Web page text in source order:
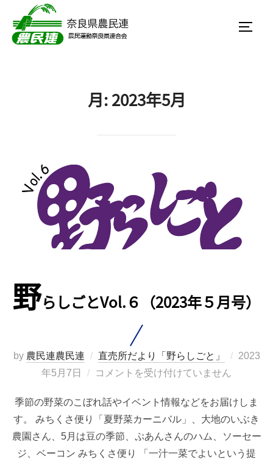
月:2023年5月
野らしごとVol.６（2023年５月号）
by 農民連農民連 直売所だより「野らしごと」
投
2023
年5月7日
コメントを受け付けていません
季節の野菜のこぼれ話やイベント情報などをお届けしま
す。 みちくさ便り「夏野菜カーニバル」、大地のいぶき
農園さん、5月は豆の季節、ぷあんさんのハム、ソーセー
ジ、ベーコン みちくさ便り 「一汁一菜でよいという提